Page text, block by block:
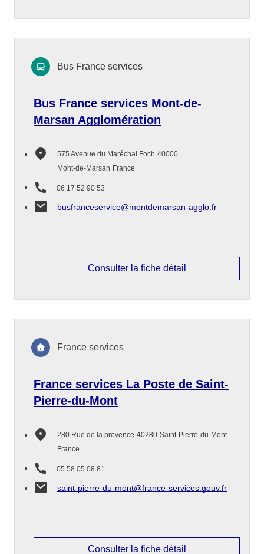
Bus France services Mont-de-
Marsan Agglomération
575 Avenue du Maréchal Foch 40000
Mont-de-Marsan France
06 17 52 90 53
busfranceservice@montdemarsan-agglo.fr
Bus France services
Consulter la fiche détail
France services La Poste de Saint-
Pierre-du-Mont
280 Rue de la provence 40280 Saint-Pierre-du-Mont
France
05 58 05 08 81
saint-pierre-du-mont@france-services.gouv.fr
France services
Consulter la fiche détail